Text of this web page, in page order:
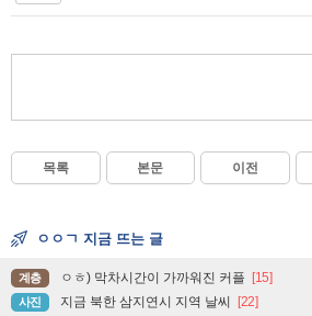
목록 본문 이전
ㅇㅇㄱ 지금 뜨는 글
계층 ㅇㅎ) 막차시간이 가까워진 커플 [15]
사진 지금 북한 삼지연시 지역 날씨 [22]